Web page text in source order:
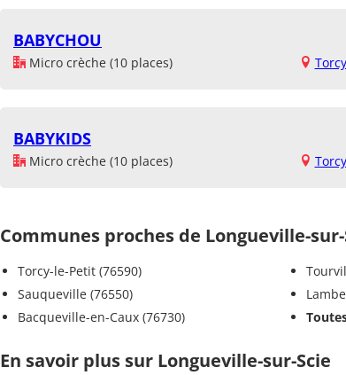
BABYCHOU
Micro crèche (10 places)
BABYKIDS
Micro crèche (10 places)
Communes proches de Longueville-sur-
Torcy-le-Petit (76590)
Sauqueville (76550)
Bacqueville-en-Caux (76730)
En savoir plus sur Longueville-sur-Scie